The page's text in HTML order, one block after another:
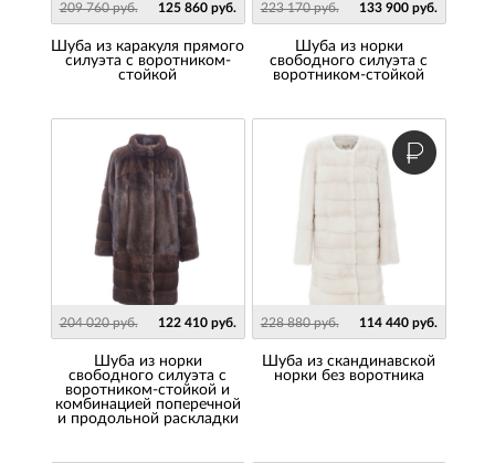
209 760 руб. 125 860 руб.
Шуба из каракуля прямого
силуэта с воротником-
стойкой
223 170 руб. 133 900 руб.
Шуба из норки
свободного силуэта с
воротником-стойкой
204 020 руб. 122 410 руб.
Шуба из норки
свободного силуэта с
воротником-стойкой и
комбинацией поперечной
и продольной раскладки
228 880 руб. 114 440 руб.
Шуба из скандинавской
норки без воротника